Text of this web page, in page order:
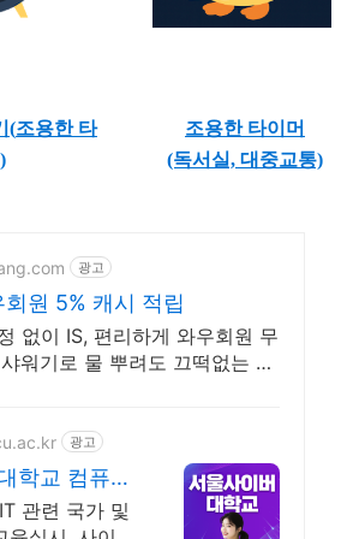
(조용한 타
)
조용한 타이머
(독서실, 대중교통)
광고
원 5% 캐시 적립
없이 IS, 편리하게 와우회원 무
워기로 물 뿌려도 끄떡없는 비
광고
학교 컴퓨터
가을학기 신
관련 국가 및